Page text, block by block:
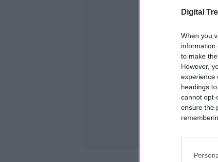
Digital
When you
information
to make
However,
experience
headings
cannot opt-
ensure the